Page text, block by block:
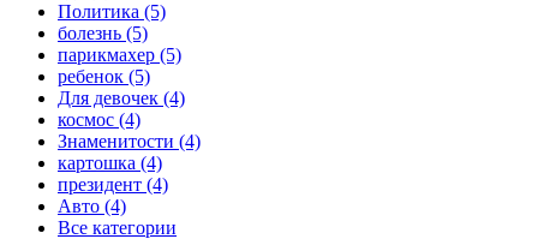
Политика (5)
болезнь (5)
парикмахер (5)
ребенок (5)
Для девочек (4)
космос (4)
Знаменитости (4)
картошка (4)
президент (4)
Авто (4)
Все категории